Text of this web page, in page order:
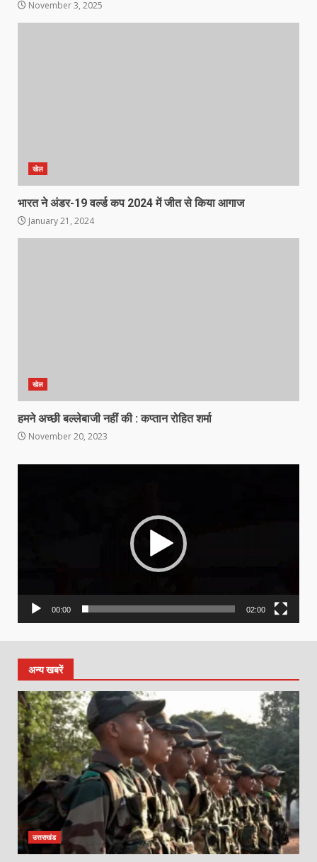
November 3, 2025
खेल
भारत ने अंडर-19 वर्ल्ड कप 2024 में जीत से किया आगाज
January 21, 2024
खेल
हमने अच्‍छी बल्‍लेबाजी नहीं की : कप्‍तान रोहित शर्मा
November 20, 2023
00:00 02:00
अन्य खबरें
उत्तराखंड